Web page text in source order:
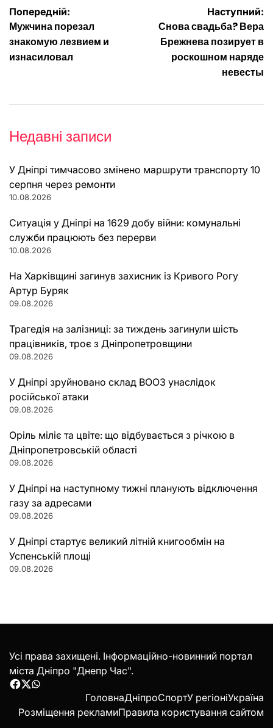
Навігація
записів
Попередній:
Мужчина порезал
знакомую лезвием и
изнасиловал
Наступний:
Снова свадьба? Вера
Брежнева позирует в
роскошном наряде
невесты
Недавні записи
У Дніпрі тимчасово змінено маршрути транспорту 10
серпня через ремонти
10.08.2026
Ситуація у Дніпрі на 1629 добу війни: комунальні
служби працюють без перерви
10.08.2026
На Харківщині загинув захисник із Кривого Рогу
Артур Буряк
09.08.2026
Трагедія на залізниці: за тиждень загинули шість
працівників, троє з Дніпропетровщини
09.08.2026
У Дніпрі зруйновано склад ВООЗ унаслідок
російської атаки
09.08.2026
Оріль міліє та цвіте: що відбувається з річкою в
Дніпропетровській області
09.08.2026
У Дніпрі на наступному тижні планують відключення
газу за адресами
09.08.2026
У Дніпрі стартує великий літній книгообмін на
Успенській площі
09.08.2026
Усі права захищені. Інформаційно-новинний портал
міста Дніпро "Днепр Час".
Facebook
Twitter
WhatsApp
ГоловнаДніпроСпортУ регіоніУкраїна
Розміщення рекламиПравила користування сайтом